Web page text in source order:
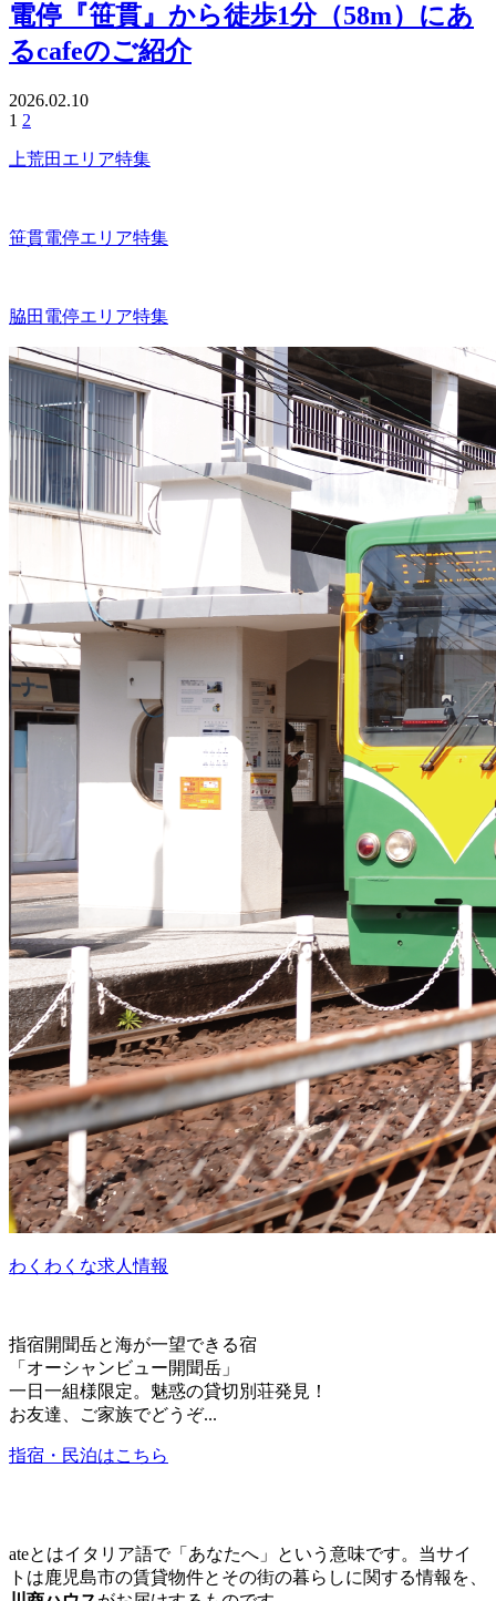
電停『笹貫』から徒歩1分（58m）にあ
るcafeのご紹介
2026.02.10
投
の
ジ
1 2
上荒田エリア特集
笹貫電停エリア特集
脇田電停エリア特集
わくわくな求人情報
指宿開聞岳と海が一望できる宿
「オーシャンビュー開聞岳」
一日一組様限定。魅惑の貸切別荘発見！
お友達、ご家族でどうぞ...
指宿・民泊はこちら
ateとはイタリア語で「あなたへ」という意味です。当サイ
トは鹿児島市の賃貸物件とその街の暮らしに関する情報を、